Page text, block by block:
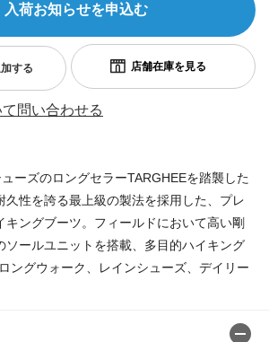
する
入荷お知らせを申込む
問い合わせる
ーズのロングセラーTARGHEEを踏襲した
久性を誇る最上級の製法を採用した、プレ
キングブーツ。フィールドにおいて高い剛
ソールユニットを搭載、多目的ハイキング
ングウォーク、レインシューズ、デイリー